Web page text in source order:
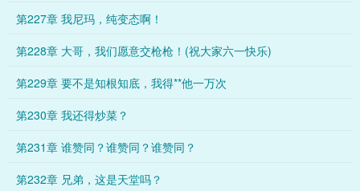
第227章 我尼玛，纯变态啊！
第228章 大哥，我们愿意交枪枪！(祝大家六一快乐)
第229章 要不是知根知底，我得**他一万次
第230章 我还得炒菜？
第231章 谁赞同？谁赞同？谁赞同？
第232章 兄弟，这是天堂吗？